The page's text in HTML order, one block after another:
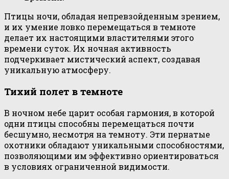
Птицы ночи, обладая непревзойденным зрением,
и их умение ловко перемещаться в темноте
делает их настоящими властителями этого
времени суток. Их ночная активность
подчеркивает мистический аспект, создавая
уникальную атмосферу.
Тихий полет в темноте
В ночном небе царит особая гармония, в которой
одни птицы способны перемещаться почти
бесшумно, несмотря на темноту. Эти пернатые
охотники обладают уникальными способностями,
позволяющими им эффективно ориентироваться
в условиях ограниченной видимости.